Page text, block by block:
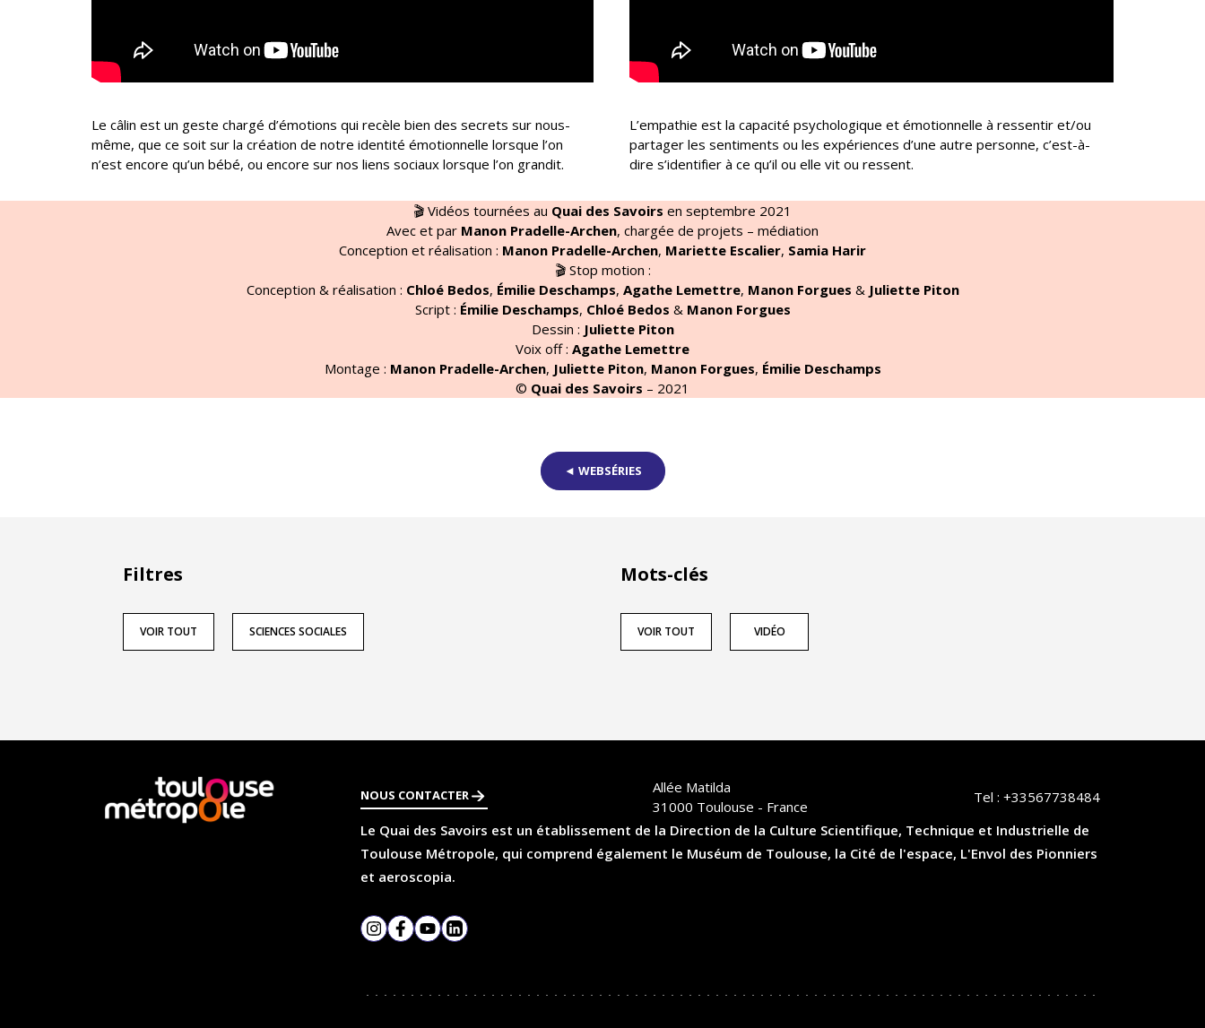
Le câlin est un geste chargé d’émotions qui recèle bien des secrets sur nous-
même, que ce soit sur la création de notre identité émotionnelle lorsque l’on
n’est encore qu’un bébé, ou encore sur nos liens sociaux lorsque l’on grandit.
L’empathie est la capacité psychologique et émotionnelle à ressentir et/ou
partager les sentiments ou les expériences d’une autre personne, c’est-à-
dire s’identifier à ce qu’il ou elle vit ou ressent.
🎬 Vidéos tournées au Quai des Savoirs en septembre 2021
Avec et par Manon Pradelle-Archen, chargée de projets – médiation
Conception et réalisation : Manon Pradelle-Archen, Mariette Escalier, Samia Harir
🎬 Stop motion :
Conception & réalisation : Chloé Bedos, Émilie Deschamps, Agathe Lemettre, Manon Forgues & Juliette Piton
Script : Émilie Deschamps, Chloé Bedos & Manon Forgues
Dessin : Juliette Piton
Voix off : Agathe Lemettre
Montage : Manon Pradelle-Archen, Juliette Piton, Manon Forgues, Émilie Deschamps
© Quai des Savoirs – 2021
◄ WEBSÉRIES
Filtres
VOIR TOUT SCIENCES SOCIALES
Mots-clés
VOIR TOUT VIDÉO
En
savoir
plus
NOUS CONTACTER
Allée Matilda
31000 Toulouse - France
Tel : +33567738484
Le Quai des Savoirs est un établissement de la Direction de la Culture Scientifique, Technique et Industrielle de
Toulouse Métropole, qui comprend également le Muséum de Toulouse, la Cité de l'espace, L'Envol des Pionniers
et aeroscopia.
Instagram
Facebook
YouTubeLinkedIn